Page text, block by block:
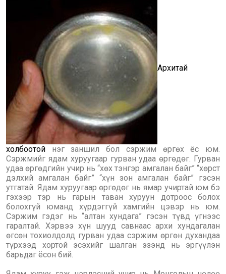
Архитай
холбоотой нэг заншил бол сэржим өргөх ёс юм.
Сэржмийг ядам хуруугаар гурван удаа өргөдөг. Гурван
удаа өргөдгийн учир нь “хөх тэнгэр амгалан байг” “хөрст
дэлхий амгалан байг” “хүн зон амгалан байг” гэсэн
утгатай. Ядам хуруугаар өргөдөг нь ямар учиртай юм бэ
гэхээр тэр нь гарын таван хуруун дотроос болох
болохгүй юманд хүрдэггүй хамгийн цэвэр нь юм.
Сэржим гэдэг нь “алтан хундага” гэсэн түвд үгнээс
гаралтай. Хэрвээ хүн шууд савнаас архи хундагалан
өгсөн тохиолдолд гурван удаа сэржим өргөн духандаа
түрхээд хортой эсэхийг шалган эзэнд нь эргүүлэн
барьдаг ёсон бий.